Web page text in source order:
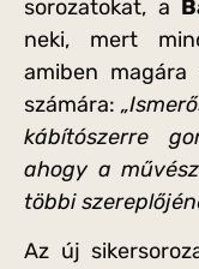
sorozatokat, a
neki, mert
amiben
számára:
kábítószerre
ahogy a
többi
Az új